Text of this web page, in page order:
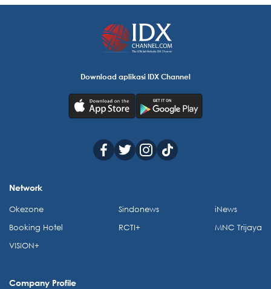
Download aplikasi IDX Channel
Network
Okezone
Booking Hotel
VISION+
Sindonews
RCTI+
iNews
MNC Trijaya
Company Profile